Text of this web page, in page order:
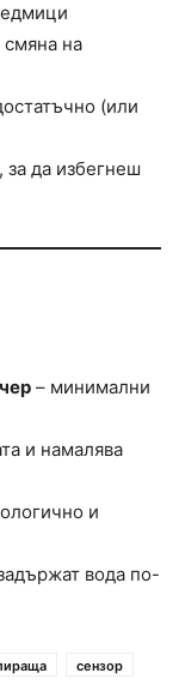
смяна на
(или
за да избегнеш
– минимални
и намалява
и
вода по-
сензор